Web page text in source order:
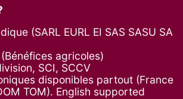
(SARL EURL EI SAS SASU SA
agricoles)
SCI, SCCV
disponibles partout (France
TOM). English supported